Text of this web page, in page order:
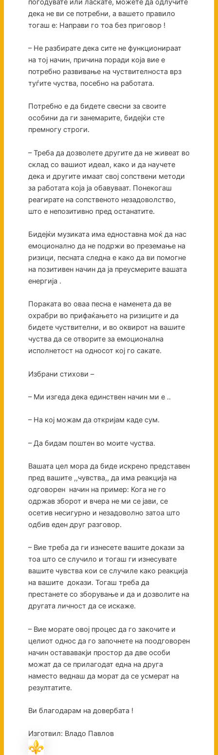
погодувате или ласкате, можете да одлучите
дека не ви се потребни, а вашето правило
тогаш е: Направи го тоа без приговор !
– Не разбирате дека сите не функционираат
на тој начин, причина поради која вие е
потребно развивање на чуствителноста врз
туѓите чуства, посебно на работата.
Потребно е да бидете свесни за своите
особини да ги занемарите, бидејќи сте
премногу строги.
– Треба да дозволете другите да не живеат во
склад со вашиот идеал, како и да научете
дека и другите имаат свој сопствени методи
за работата која ја обавуваат. Понекогаш
реагирате на сопственото незадоволство,
што е непозитивно пред останатите.
Бидејќи музиката има едноставна моќ да нас
емоционално да не подржи во преземање на
ризици, песната следна е како да ви помогне
на позитивен начин да ја преусмерите вашата
енергија .
Пораката во оваа песна е наменета да ве
охрабри во прифаќањето на ризиците и да
бидете чуствителни, и во оквирот на вашите
чуства да се отворите за емоционална
исполнетост на односот кој го сакате.
Избрани стихови –
– Ми изгеда дека единствен начин ми е ..
– На кој можам да откријам каде сум.
– Да бидам поштен во моите чуства.
Вашата цел мора да биде искрено представен
пред вашите ,,чувства,, да има реакција на
одговорен начин на пример: Кога не го
одржав зборот и вчера не ми се јави, се
осетив несигурно и незадоволно затоа што
одбив еден друг разговор.
– Вие треба да ги изнесете вашите докази за
тоа што се случило и тогаш ги изнесувате
вашите чувства кои се случиле како реакција
на вашите докази. Тогаш треба да
престанете со зборување и да и дозволите на
другата личност да се искаже.
– Вие морате овој процес да го закочите и
целиот однос да го започнете на поодговорен
начин остававакји простор да две особи
можат да се прилагодат една на друга
наместо веднаш да морат да се усмерат на
резултатите.
Ви благодарам на довербата !
Изготвил: Владо Павлов